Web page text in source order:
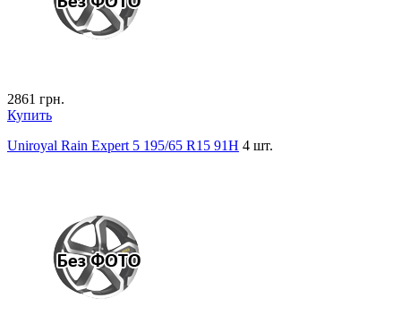
2861 грн.
Купить
Uniroyal Rain Expert 5 195/65 R15 91H 4 шт.